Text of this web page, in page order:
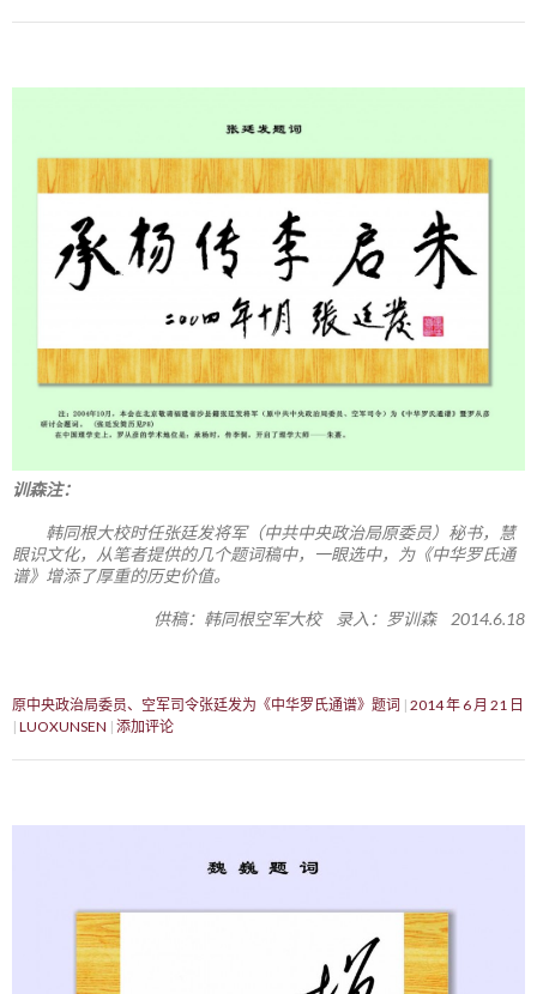
训森注：
韩同根大校时任张廷发将军（中共中央政治局原委员）秘书，慧
眼识文化，从笔者提供的几个题词稿中，一眼选中，为《中华罗氏通
谱》增添了厚重的历史价值。
供稿：韩同根空军大校 录入：罗训森 2014.6.18
原中央政治局委员、空军司令张廷发为《中华罗氏通谱》题词 2014 年 6 月 21 日
LUOXUNSEN 添加评论